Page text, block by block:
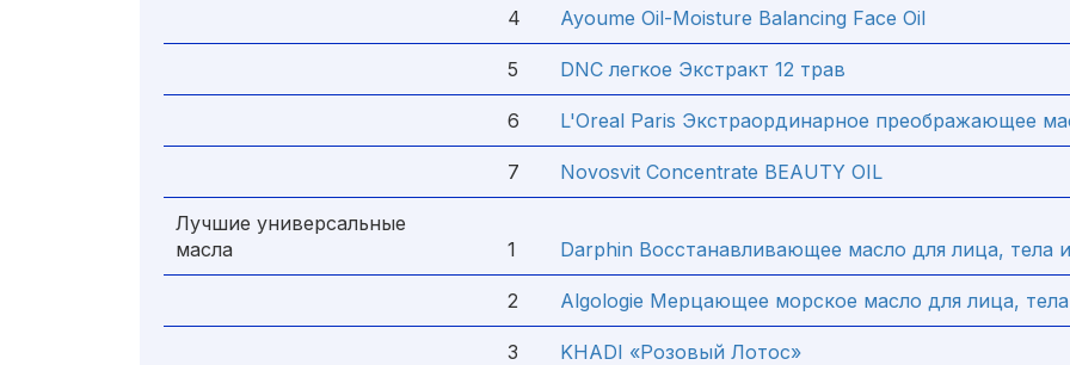
4 Ayoume Oil-Moisture Balancing Face Oil
5 DNC легкое Экстракт 12 трав
6 L'Oreal Paris Экстраординарное преображающее
7 Novosvit Concentrate BEAUTY OIL
Лучшие универсальные
масла
1 Darphin Восстанавливающее масло для лица, тела
2 Algologie Мерцающее морское масло для лица,
3 KHADI «Розовый Лотос»